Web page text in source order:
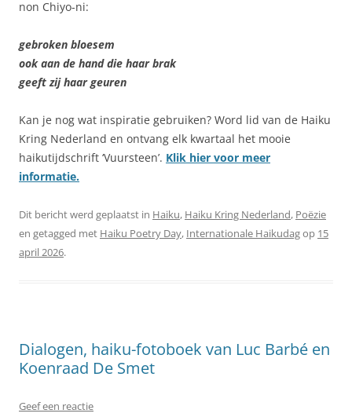
non Chiyo-ni:
gebroken bloesem
ook aan de hand die haar brak
geeft zij haar geuren
Kan je nog wat inspiratie gebruiken? Word lid van de Haiku
Kring Nederland en ontvang elk kwartaal het mooie
haikutijdschrift ‘Vuursteen’. Klik hier voor meer
informatie.
Dit bericht werd geplaatst in Haiku, Haiku Kring Nederland, Poëzie
en getagged met Haiku Poetry Day, Internationale Haikudagop 15
april 2026.
Dialogen, haiku-fotoboek van Luc Barbé en
Koenraad De Smet
Geef een reactie